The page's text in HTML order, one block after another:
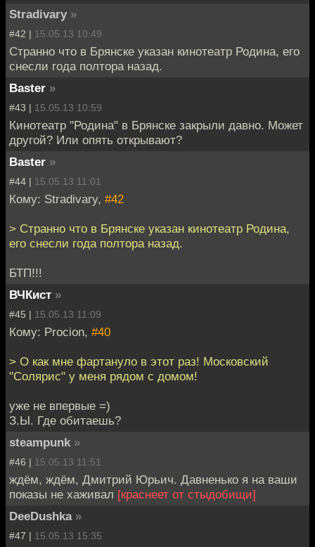
Stradivary »
#42 | 15.05.13 10:49
Странно что в Брянске указан кинотеатр Родина, его
снесли года полтора назад.
Baster »
#43 | 15.05.13 10:59
Кинотеатр "Родина" в Брянске закрыли давно. Может
другой? Или опять открывают?
Baster »
#44 | 15.05.13 11:01
Кому: Stradivary, #42
> Странно что в Брянске указан кинотеатр Родина,
его снесли года полтора назад.
БТП!!!
ВЧКист »
#45 | 15.05.13 11:09
Кому: Procion, #40
> О как мне фартануло в этот раз! Московский
"Солярис" у меня рядом с домом!
уже не впервые =)
З.Ы. Где обитаешь?
steampunk »
#46 | 15.05.13 11:51
ждём, ждём, Дмитрий Юрьич. Давненько я на ваши
показы не хаживал [краснеет от стыдобищи]
DeeDushka »
#47 | 15.05.13 15:35